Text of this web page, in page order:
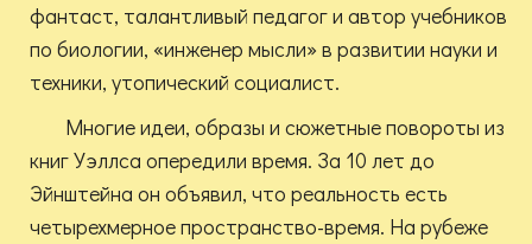
фантаст, талантливый педагог и автор учебников
по биологии, «инженер мысли» в развитии науки и
техники, утопический социалист.
Многие идеи, образы и сюжетные повороты из
книг Уэллса опередили время. За 10 лет до
Эйнштейна он объявил, что реальность есть
четырехмерное пространство-время. На рубеже